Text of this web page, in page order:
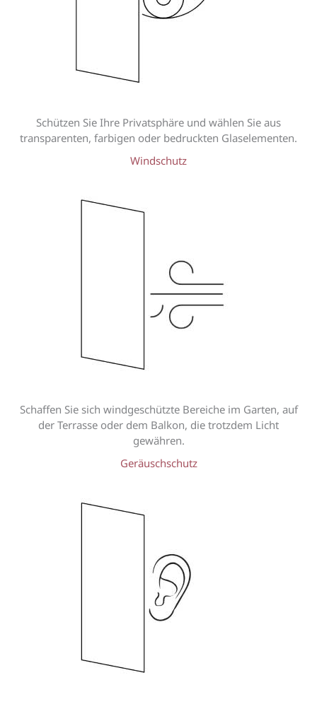
Schützen Sie Ihre Privatsphäre und wählen Sie aus
transparenten, farbigen oder bedruckten Glaselementen.
Windschutz
Schaffen Sie sich windgeschützte Bereiche im Garten, auf
der Terrasse oder dem Balkon, die trotzdem Licht
gewähren.
Geräuschschutz